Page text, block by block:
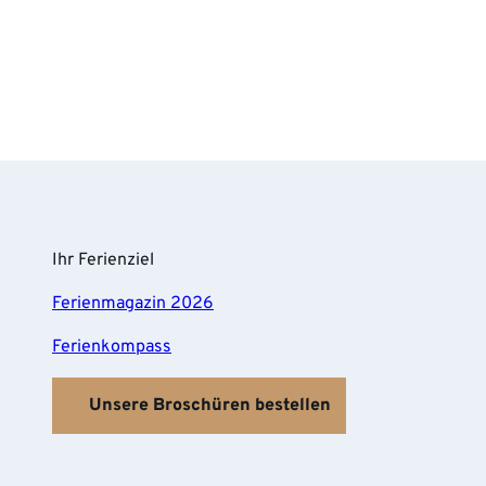
Ihr Ferienziel
Ferienmagazin 2026
Ferienkompass
Unsere Broschüren bestellen